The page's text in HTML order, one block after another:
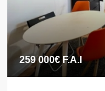
259 000€ F.A.I